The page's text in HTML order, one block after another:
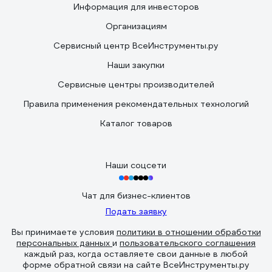
Информация для инвесторов
Организациям
Сервисный центр ВсеИнструменты.ру
Наши закупки
Сервисные центры производителей
Правила применения рекомендательных технологий
Каталог товаров
Наши соцсети
Чат для бизнес-клиентов
Подать заявку
Вы принимаете условия политики в отношении обработки
персональных данных и пользовательского соглашения
каждый раз, когда оставляете свои данные в любой
форме обратной связи на сайте ВсеИнструменты.ру